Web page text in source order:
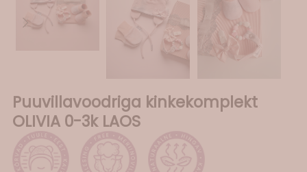
Puuvillavoodriga kinkekomplekt
OLIVIA 0-3k LAOS